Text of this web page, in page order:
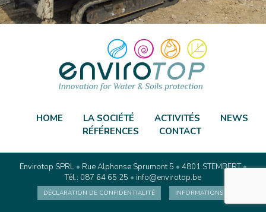
HOME LA SOCIÉTÉ ACTIVITÉS
NEWS
RÉFÉRENCES
CONTACT
Envirotop SPRL • Rue Alphonse Sprumont 5 • 4801 STEMBERT•
Tél.: 087 64 65 25 • info@envirotop.be
DÉCLARATION DE CONFIDENTIALITÉ INFORMATIONS